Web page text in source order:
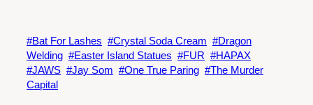
Bat For Lashes Crystal Soda Cream
Dragon
Welding
Easter Island Statues FUR
HAPAX
JAWS
Jay Som One True Paring
The Murder
Capital